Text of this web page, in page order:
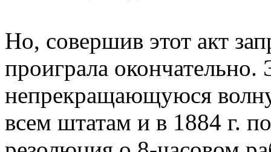
Но, совершив этот акт
проиграла окончательно.
непрекращающуюся
всем штатам и в 1884 г.